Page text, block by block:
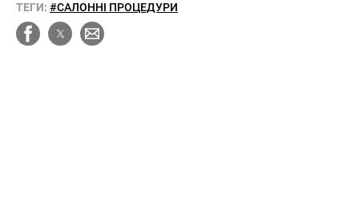
ТЕГИ: #САЛОННІ ПРОЦЕДУРИ